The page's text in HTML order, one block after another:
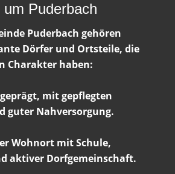
Puderbach
Puderbach gehören
Dörfer und Ortsteile, die
Charakter haben:
mit gepflegten
guter Nahversorgung.
Wohnort mit Schule,
aktiver Dorfgemeinschaft.